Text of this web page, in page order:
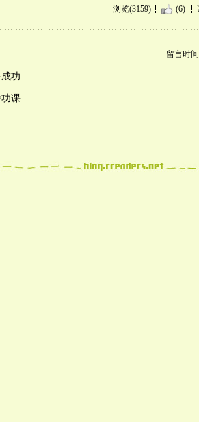
浏览(3159) (6)
留言时
功
课